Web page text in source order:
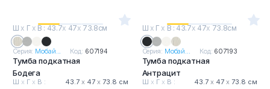
Ш х Г х В : 43.7х 47х 73.8см
Серия: Мобай... Код: 607194
Тумба подкатная
Бодега
Ш х Г х В : 43.7 х47 х73.8 см
Ш х Г х В : 43.7х 47х 73.8см
Серия: Мобай... Код: 607193
Тумба подкатная
Антрацит
Ш х Г х В : 43.7 х 47 х 73.8 см